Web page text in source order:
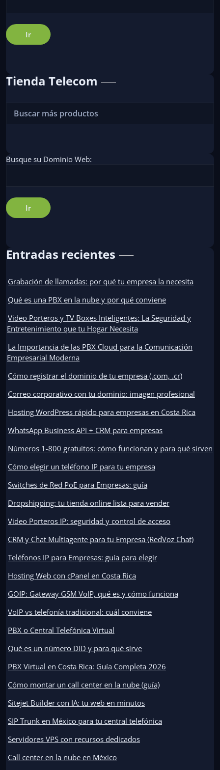
Tienda Telecom
Busque su Dominio Web:
Entradas recientes
Grabación de llamadas: por qué tu empresa la necesita
Qué es una PBX en la nube y por qué conviene
Video Porteros y TV Boxes Inteligentes: La Seguridad y
Entretenimiento que tu Hogar Necesita
La Importancia de las PBX Cloud para la Comunicación
Empresarial Moderna
Cómo registrar el dominio de tu empresa (.com, .cr)
Correo corporativo con tu dominio: imagen profesional
Hosting WordPress rápido para empresas en Costa Rica
WhatsApp Business API + CRM para empresas
Números 1-800 gratuitos: cómo funcionan y para qué sirven
Cómo elegir un teléfono IP para tu empresa
Switches de Red PoE para Empresas: guía
Dropshipping: tu tienda online lista para vender
Video Porteros IP: seguridad y control de acceso
CRM y Chat Multiagente para tu Empresa (RedVoz Chat)
Teléfonos IP para Empresas: guía para elegir
Hosting Web con cPanel en Costa Rica
GOIP: Gateway GSM VoIP, qué es y cómo funciona
VoIP vs telefonía tradicional: cuál conviene
PBX o Central Telefónica Virtual
Qué es un número DID y para qué sirve
PBX Virtual en Costa Rica: Guía Completa 2026
Cómo montar un call center en la nube (guía)
Sitejet Builder con IA: tu web en minutos
SIP Trunk en México para tu central telefónica
Servidores VPS con recursos dedicados
Call center en la nube en México